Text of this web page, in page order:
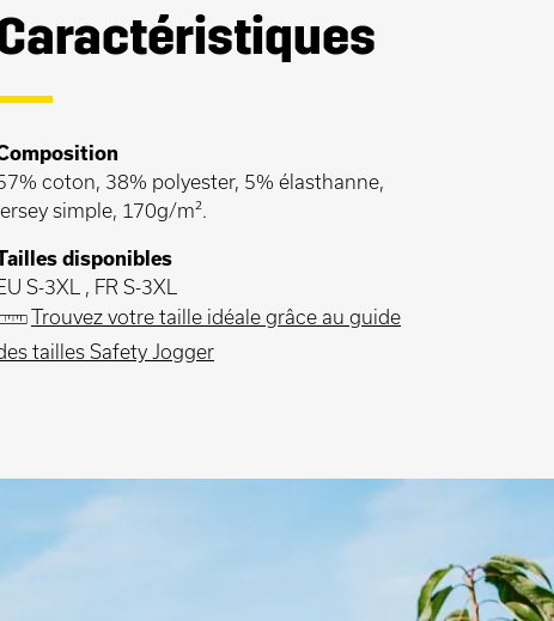
coton, 38% polyester, 5% élasthanne,
simple, 170g/m².
disponibles
S-3XL , FR S-3XL
Trouvez votre taille idéale grâce au guide
tailles Safety Jogger